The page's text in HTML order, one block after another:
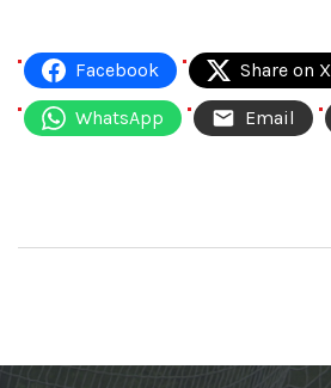
Facebook Share on X
WhatsApp Email